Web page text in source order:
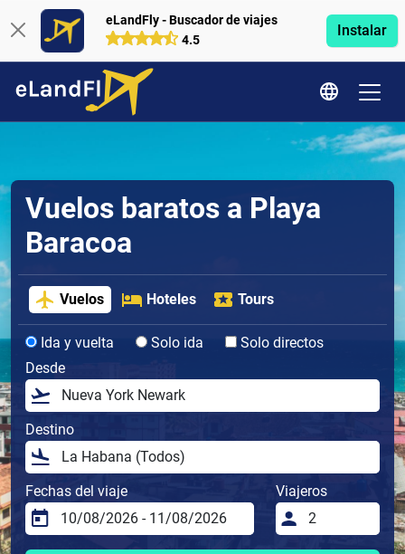
eLandFly - Buscador de viajes
4.5
Instalar
Vuelos baratos a Playa
Baracoa
Vuelos Hoteles Tours
Ida y vuelta Solo ida
Solo directos
Desde
Destino
Fechas del viaje Viajeros